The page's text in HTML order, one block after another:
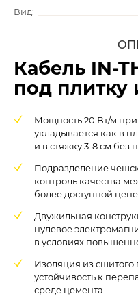
Вид:
Кабель IN-
под плитку
Мощность 20 Вт/м
укладывается как в
и в стяжку 3-8 см без
Подразделение
контроль качества
более доступной цене.
Двужильная
нулевое
в условиях
Изоляция из сшитого
устойчивость к
среде цемента.